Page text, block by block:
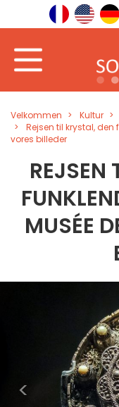
Velkommen Kultur
Rejsen til krystal,
vores billeder
REJSEN
MUSÉE
<